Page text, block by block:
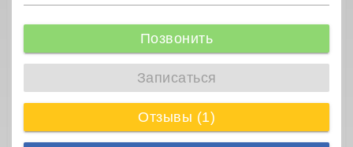
Позвонить
Записаться
Отзывы (1)